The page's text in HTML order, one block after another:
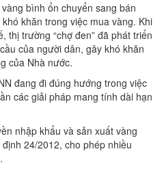
bình ổn chuyển sang bán
khăn trong việc mua vàng. Khi
thị trường “chợ đen” đã phát triển
của người dân, gây khó khăn
của Nhà nước.
đang đi đúng hướng trong việc
các giải pháp mang tính dài hạn
nhập khẩu và sản xuất vàng
24/2012, cho phép nhiều